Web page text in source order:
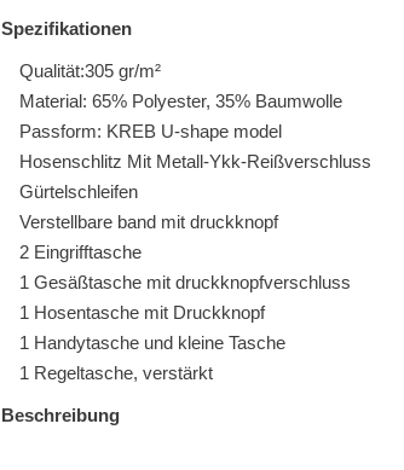
Spezifikationen
Qualität:305 gr/m²
Material: 65% Polyester, 35% Baumwolle
Passform: KREB U-shape model
Hosenschlitz Mit Metall-Ykk-Reißverschluss
Gürtelschleifen
Verstellbare band mit druckknopf
2 Eingrifftasche
1 Gesäßtasche mit druckknopfverschluss
1 Hosentasche mit Druckknopf
1 Handytasche und kleine Tasche
1 Regeltasche, verstärkt
Beschreibung